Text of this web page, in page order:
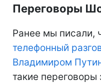
Переговоры
Ранее мы писали,
телефонный
Владимиром
такие